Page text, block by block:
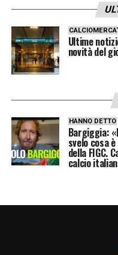
colpo per blindare
attaccante e
ambizioso.
Ultime
novità del
HANNO DETTO
Bargiggia:
svelo cosa
della FIGC.
calcio